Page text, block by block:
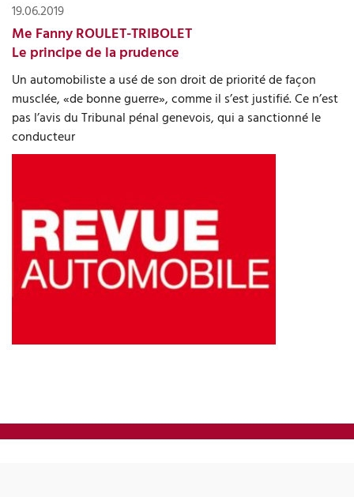
19.06.2019
Me Fanny ROULET-TRIBOLET
Le principe de la prudence
Un automobiliste a usé de son droit de priorité de façon
musclée, «de bonne guerre», comme il s’est justifié. Ce n’est
pas l’avis du Tribunal pénal genevois, qui a sanctionné le
conducteur